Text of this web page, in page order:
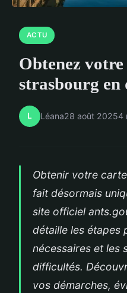
ACTU
Obtenez
strasbourg en
L Léana28 août 20254
Obtenir votre
fait désormais
site officiel
détaille les étapes
nécessaires et les
difficultés.
vos démarches,